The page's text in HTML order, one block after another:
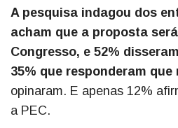
A pesquisa indagou dos
acham que a proposta
Congresso, e 52%
35% que responderam que
opinaram. E apenas 12%
a PEC.